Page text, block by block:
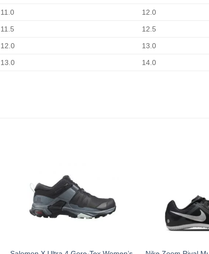
11.0 12.0
11.5 12.5
12.0 13.0
13.0 14.0